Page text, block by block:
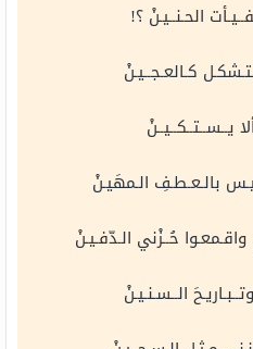
الحـنــيـنْ ؟!
كـالعـجــيـنْ
بالـعـطـفِ الـمهَيـنْ
حُــزْني الـدّفـيـنْ
الــسـنـيـنْ